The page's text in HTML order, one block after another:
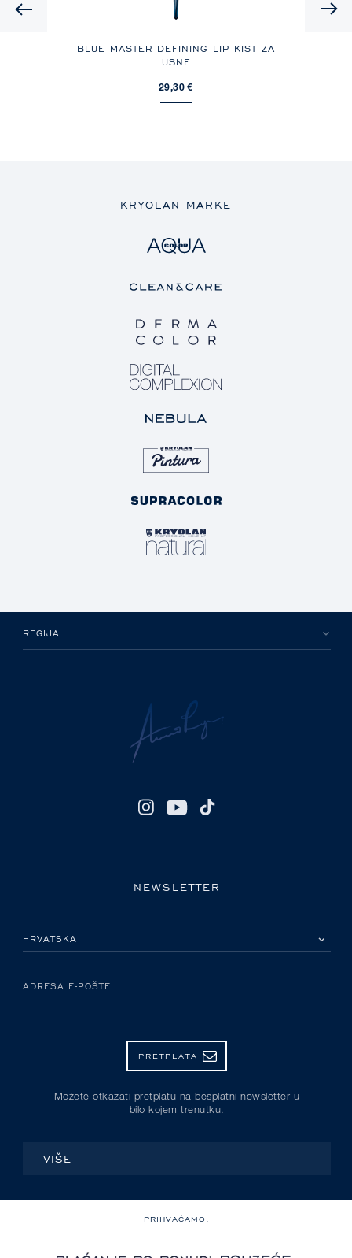
Previous
BLUE MASTER DEFINING LIP KIST ZA
USNE
29,30 €
KRYOLAN MARKE
REGIJA
NEWSLETTER
ADRESA E-POŠTE
PRETPLATA
Možete otkazati pretplatu na besplatni newsletter u
bilo kojem trenutku.
VIŠE
PRIHVAĆAMO: